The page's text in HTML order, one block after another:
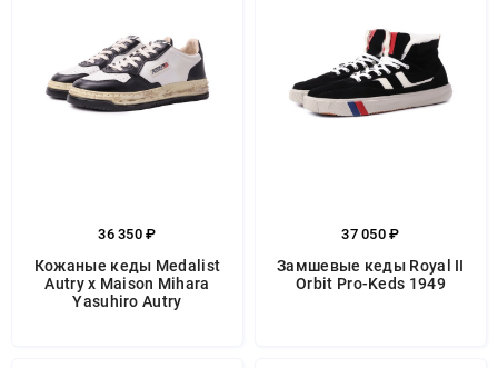
36 350 ₽
Кожаные кеды Medalist
Autry x Maison Mihara
Yasuhiro Autry
37 050 ₽
Замшевые кеды Royal II
Orbit Pro-Keds 1949